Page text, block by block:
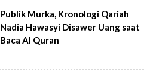
Publik Murka, Kronologi Qariah
Nadia Hawasyi Disawer Uang saat
Baca Al Quran